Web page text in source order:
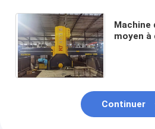
Machine
moyen
Continuer